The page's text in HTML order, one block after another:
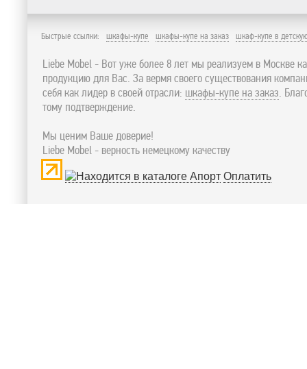
Быстрые ссылки: шкафы-купе шкафы-купе на заказ шкаф-купе в
Liebe Mobel - Вот уже более 8 лет мы реализуем в Москве
продукцию для Вас. За вермя своего существования
себя как лидер в своей отрасли: шкафы-купе на заказ.
тому подтверждение.
Мы ценим Ваше доверие!
Liebe Mobel - верность немецкому качеству
Оплатить